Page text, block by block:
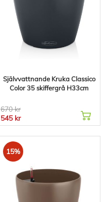
Självvattnande Kruka Classico
Color 35 skiffergrå H33cm
670 kr
545 kr
15%